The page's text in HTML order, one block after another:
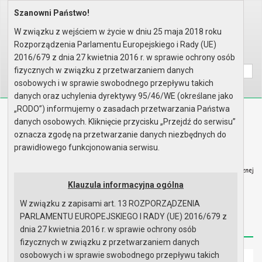
Home Organy Rada Miejska
Rok 2021 - posiedzenia
Posiedzenie z 23 listopada 202..
Wyszukaj na stronie:
AAA
Biuletyn Informacji Publicznej
Urząd Miasta i Gminy w Gryfinie
Strona główna Mapa serwisu Aktualności
Redakcja Instrukcja korzystania Dostępność
Strona główna
Szanowni Państwo!
W związku z wejściem w życie w dniu 25 maja 2018 roku
Rozporządzenia Parlamentu Europejskiego i Rady (UE)
2016/679 z dnia 27 kwietnia 2016 r. w sprawie ochrony osób
fizycznych w związku z przetwarzaniem danych
osobowych i w sprawie swobodnego przepływu takich
danych oraz uchylenia dyrektywy 95/46/WE (określane jako
„RODO”) informujemy o zasadach przetwarzania Państwa
danych osobowych. Kliknięcie przycisku „Przejdź do serwisu”
oznacza zgodę na przetwarzanie danych niezbędnych do
prawidłowego funkcjonowania serwisu.
Klauzula informacyjna ogólna
W związku z zapisami art. 13 ROZPORZĄDZENIA
PARLAMENTU EUROPEJSKIEGO I RADY (UE) 2016/679 z
dnia 27 kwietnia 2016 r. w sprawie ochrony osób
fizycznych w związku z przetwarzaniem danych
osobowych i w sprawie swobodnego przepływu takich